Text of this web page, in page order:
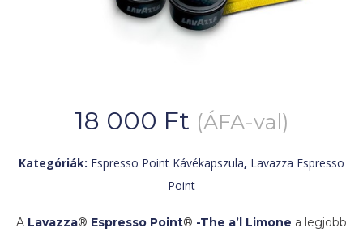
18 000 Ft (ÁFA-val)
Kategóriák: Espresso Point Kávékapszula, Lavazza Espresso
Point
A Lavazza® Espresso Point® -The a’l Limone a legjobb